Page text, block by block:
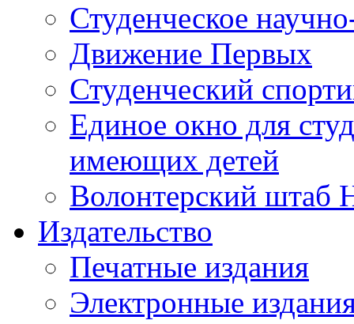
Студенческое
Движение Первых
Студенческий
Единое окно для
имеющих детей
Волонтерский штаб
Издательство
Печатные издания
Электронные